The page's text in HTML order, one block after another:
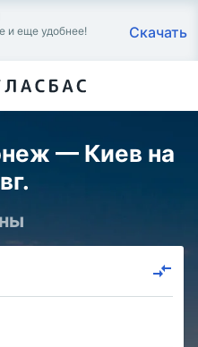
и еще удобнее!
Скачать
— Киев на